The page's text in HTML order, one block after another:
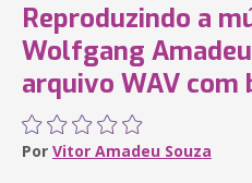
Reproduzindo a
Wolfgang
arquivo WAV com
Por Vitor Amadeu Souza